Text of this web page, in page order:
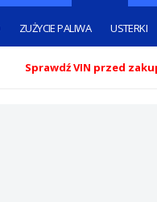
ZUŻYCIE PALIWA USTERKI
Sprawdź VIN przed